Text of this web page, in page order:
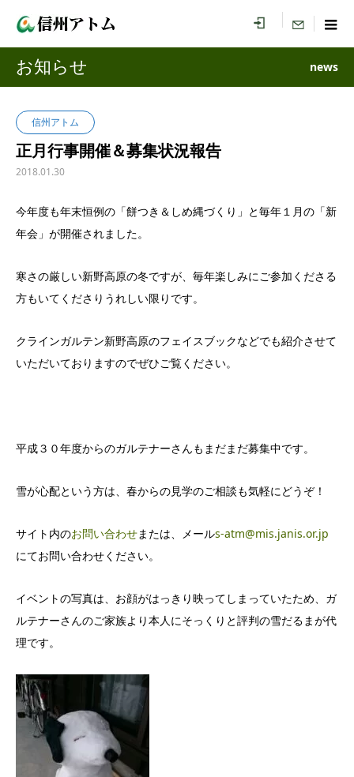
menu
お知らせ news
信州アトム
正月行事開催＆募集状況報告
2018.01.30
今年度も年末恒例の「餅つき＆しめ縄づくり」と毎年１月の「新
年会」が開催されました。
寒さの厳しい新野高原の冬ですが、毎年楽しみにご参加くださる
方もいてくださりうれしい限りです。
クラインガルテン新野高原のフェイスブックなどでも紹介させて
いただいておりますのでぜひご覧ください。
平成３０年度からのガルテナーさんもまだまだ募集中です。
雪が心配という方は、春からの見学のご相談も気軽にどうぞ！
サイト内のお問い合わせまたは、メールs-atm@mis.janis.or.jp
にてお問い合わせください。
イベントの写真は、お顔がはっきり映ってしまっていたため、ガ
ルテナーさんのご家族より本人にそっくりと評判の雪だるまが代
理です。